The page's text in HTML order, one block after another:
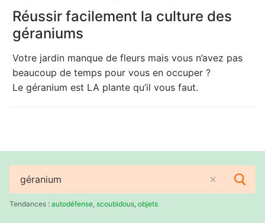
Réussir facilement la culture des
géraniums
Votre jardin manque de fleurs mais vous n’avez pas
beaucoup de temps pour vous en occuper ?
Le géranium est LA plante qu’il vous faut.
Rechercher
:Tendances : autodéfense scoubidous objets